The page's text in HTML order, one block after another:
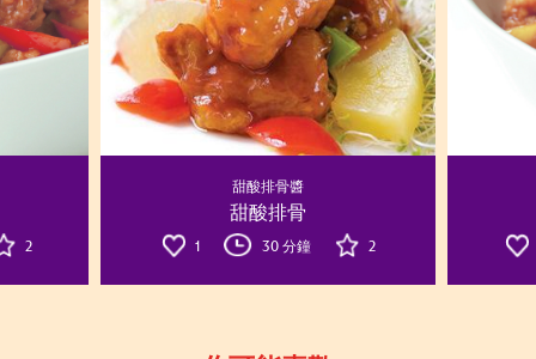
2
甜酸排骨醬
甜酸排骨
1 30 分鐘 2